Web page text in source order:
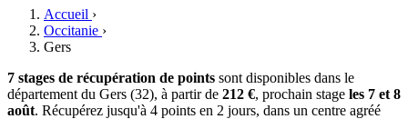
Accueil ›
Occitanie ›
Gers
7 stages de récupération de points sont disponibles dans le
département du Gers (32), à partir de 212 €, prochain stage les 7 et 8
août. Récupérez jusqu'à 4 points en 2 jours, dans un centre agréé